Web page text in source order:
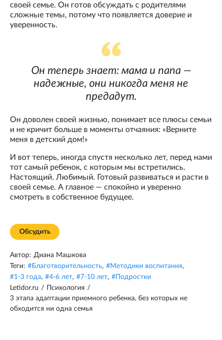
своей семье. Он готов обсуждать с родителями
сложные темы, потому что появляется доверие и
уверенность.
Он теперь знает: мама и папа —
надежные, они никогда меня не
предадут.
Он доволен своей жизнью, понимает все плюсы семьи
и не кричит больше в моменты отчаяния: «Верните
меня в детский дом!»
И вот теперь, иногда спустя несколько лет, перед нами
тот самый ребенок, с которым мы встретились.
Настоящий. Любимый. Готовый развиваться и расти в
своей семье. А главное — спокойно и уверенно
смотреть в собственное будущее.
Обсудить
Автор: Диана Машкова
Теги: #Благотворительность, #Методики воспитания,
#1-3 года, #4-6 лет, #7-10 лет, # Подростки
Letidor.ru / Психология /
3 этапа адаптации приемного ребенка, без которых не
обходится ни одна семья